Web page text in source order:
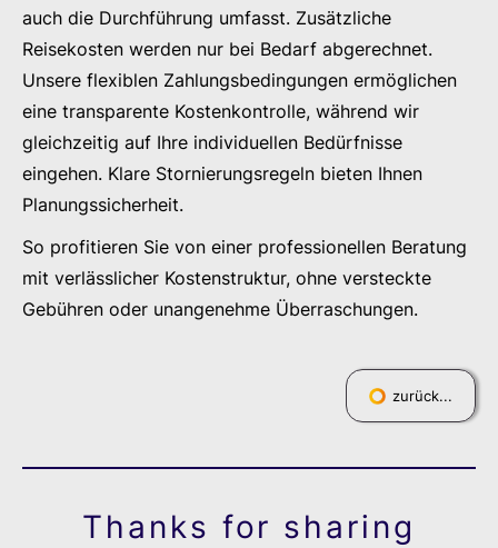
auch die Durchführung umfasst. Zusätzliche
Reisekosten werden nur bei Bedarf abgerechnet.
Unsere flexiblen Zahlungsbedingungen ermöglichen
eine transparente Kostenkontrolle, während wir
gleichzeitig auf Ihre individuellen Bedürfnisse
eingehen. Klare Stornierungsregeln bieten Ihnen
Planungssicherheit.
So profitieren Sie von einer professionellen Beratung
mit verlässlicher Kostenstruktur, ohne versteckte
Gebühren oder unangenehme Überraschungen.
zurück...
Thanks for sharing